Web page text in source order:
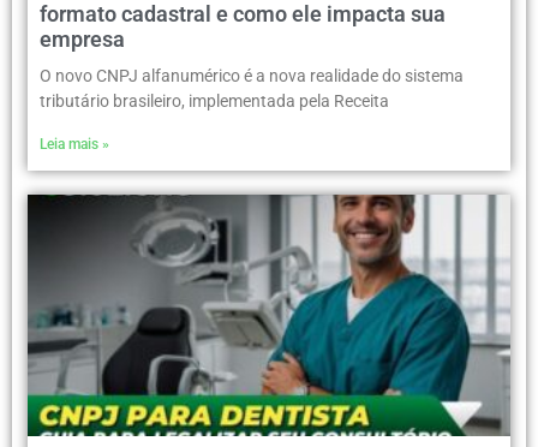
formato cadastral e como ele impacta sua
empresa
O novo CNPJ alfanumérico é a nova realidade do sistema
tributário brasileiro, implementada pela Receita
Leia mais »